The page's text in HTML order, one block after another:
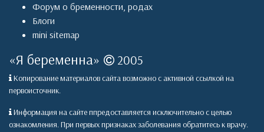
Форум о бременности, родах
Блоги
mini sitemap
«Я беременна» 2005
Копирование материалов сайта возможно с активной ссылкой на
первоисточник.
Информация на сайте ппредоставляется исключительно с целью
ознакомления. При первых признаках заболевания обратитесь к врачу.